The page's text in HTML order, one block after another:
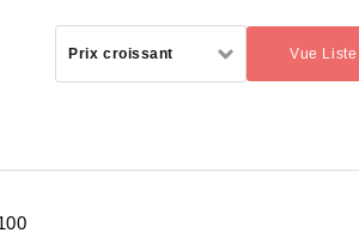
Prix croissant Vue Liste
(activé)